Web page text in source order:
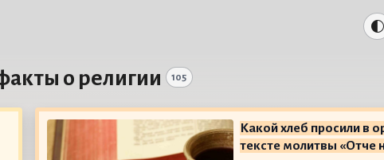
о религии 105
Какой хлеб просили в
тексте молитвы «Отче